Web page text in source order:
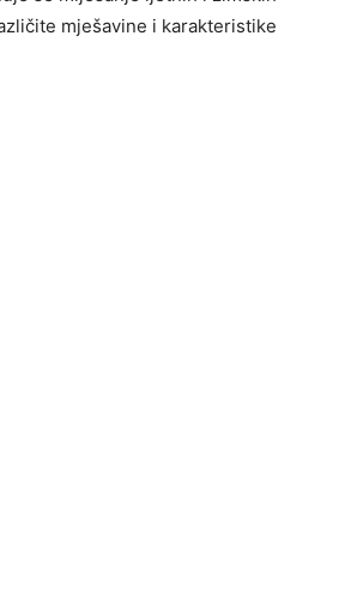
mješavine i karakteristike